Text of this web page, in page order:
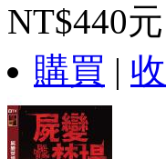
NT$440元
購買 |